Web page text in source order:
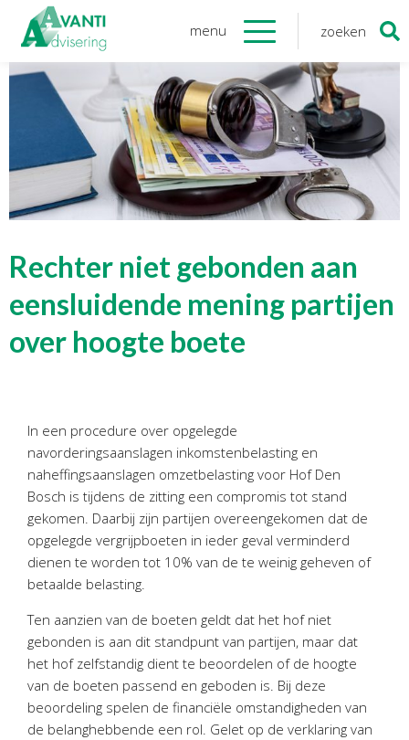
menu zoeken
Organisatie
Onze medewerkers
NOAB gecertificeerd
Algemene verordening
gegevensbescherming
Sponsoring
Onze diensten
Financiele Administratie
Bedrijfseconomisch advies
Belastingadvies Purmerend
Online boekhouden
Nieuws& informatie
Nieuwsbrief
Nieuwsoverzicht
Handige links
Contact
Zoeken
naar:
Rechter niet gebonden aan
eensluidende mening partijen
over hoogte boete
In een procedure over opgelegde
navorderingsaanslagen inkomstenbelasting en
naheffingsaanslagen omzetbelasting voor Hof Den
Bosch is tijdens de zitting een compromis tot stand
gekomen. Daarbij zijn partijen overeengekomen dat de
opgelegde vergrijpboeten in ieder geval verminderd
dienen te worden tot 10% van de te weinig geheven of
betaalde belasting.
Ten aanzien van de boeten geldt dat het hof niet
gebonden is aan dit standpunt van partijen, maar dat
het hof zelfstandig dient te beoordelen of de hoogte
van de boeten passend en geboden is. Bij deze
beoordeling spelen de financiële omstandigheden van
de belanghebbende een rol. Gelet op de verklaring van